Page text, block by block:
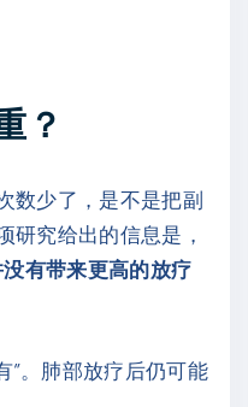
？
数少了，是不是把副
研究给出的信息是，
有带来更高的放疗
”。肺部放疗后仍可能